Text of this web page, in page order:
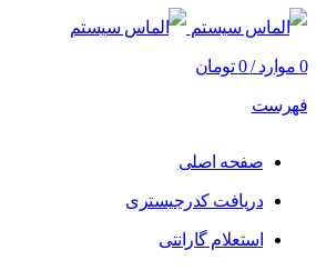
0 موارد /
0 تومان
فهرست
صفحه اصلی
دریافت کدرجیستری
استعلام گارانتی